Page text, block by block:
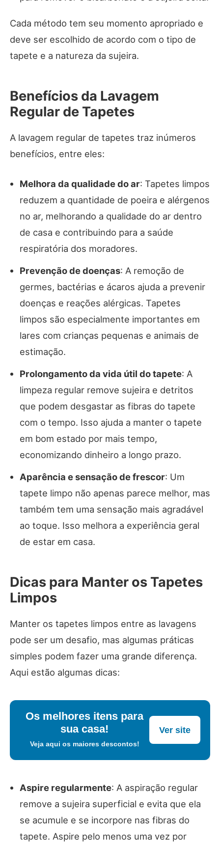
Cada método tem seu momento apropriado e
deve ser escolhido de acordo com o tipo de
tapete e a natureza da sujeira.
Benefícios da Lavagem
Regular de Tapetes
A lavagem regular de tapetes traz inúmeros
benefícios, entre eles:
Melhora da qualidade do ar: Tapetes limpos
reduzem a quantidade de poeira e alérgenos
no ar, melhorando a qualidade do ar dentro
de casa e contribuindo para a saúde
respiratória dos moradores.
Prevenção de doenças: A remoção de
germes, bactérias e ácaros ajuda a prevenir
doenças e reações alérgicas. Tapetes
limpos são especialmente importantes em
lares com crianças pequenas e animais de
estimação.
Prolongamento da vida útil do tapete: A
limpeza regular remove sujeira e detritos
que podem desgastar as fibras do tapete
com o tempo. Isso ajuda a manter o tapete
em bom estado por mais tempo,
economizando dinheiro a longo prazo.
Aparência e sensação de frescor: Um
tapete limpo não apenas parece melhor, mas
também tem uma sensação mais agradável
ao toque. Isso melhora a experiência geral
de estar em casa.
Dicas para Manter os Tapetes
Limpos
Manter os tapetes limpos entre as lavagens
pode ser um desafio, mas algumas práticas
simples podem fazer uma grande diferença.
Aqui estão algumas dicas:
Os melhores itens para
sua casa!
Veja aqui os maiores descontos!
Ver site
Aspire regularmente: A aspiração regular
remove a sujeira superficial e evita que ela
se acumule e se incorpore nas fibras do
tapete. Aspire pelo menos uma vez por